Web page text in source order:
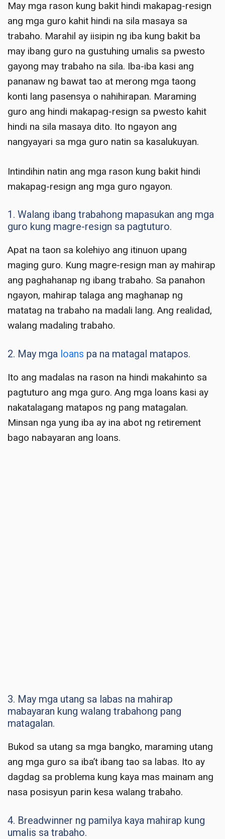
May mga rason kung bakit hindi makapag-resign
ang mga guro kahit hindi na sila masaya sa
trabaho. Marahil ay iisipin ng iba kung bakit ba
may ibang guro na gustuhing umalis sa pwesto
gayong may trabaho na sila. Iba-iba kasi ang
pananaw ng bawat tao at merong mga taong
konti lang pasensya o nahihirapan. Maraming
guro ang hindi makapag-resign sa pwesto kahit
hindi na sila masaya dito. Ito ngayon ang
nangyayari sa mga guro natin sa kasalukuyan.
Intindihin natin ang mga rason kung bakit hindi
makapag-resign ang mga guro ngayon.
1. Walang ibang trabahong mapasukan ang mga
guro kung magre-resign sa pagtuturo.
Apat na taon sa kolehiyo ang itinuon upang
maging guro. Kung magre-resign man ay mahirap
ang paghahanap ng ibang trabaho. Sa panahon
ngayon, mahirap talaga ang maghanap ng
matatag na trabaho na madali lang. Ang realidad,
walang madaling trabaho.
2. May mga loans pa na matagal matapos.
Ito ang madalas na rason na hindi makahinto sa
pagtuturo ang mga guro. Ang mga loans kasi ay
nakatalagang matapos ng pang matagalan.
Minsan nga yung iba ay ina abot ng retirement
bago nabayaran ang loans.
3. May mga utang sa labas na mahirap
mabayaran kung walang trabahong pang
matagalan.
Bukod sa utang sa mga bangko, maraming utang
ang mga guro sa iba’t ibang tao sa labas. Ito ay
dagdag sa problema kung kaya mas mainam ang
nasa posisyun parin kesa walang trabaho.
4. Breadwinner ng pamilya kaya mahirap kung
umalis sa trabaho.